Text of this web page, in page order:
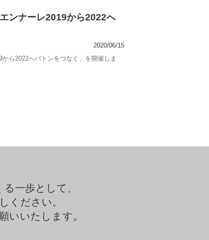
ンナーレ2019から2022へ
2020/06/15
ら2022へバトンをつなぐ」を開催しま
一歩として、
ください。
いいたします。